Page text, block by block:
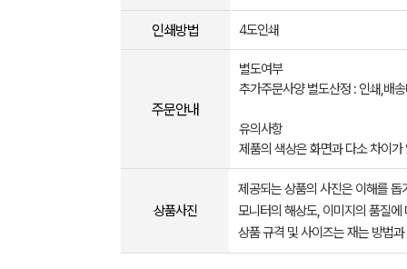
인쇄방법 4도인쇄
주문안내
별도여부
추가주문사양 별도산정 : 인쇄,배
유의사항
제품의 색상은 화면과 다소 차이가
상품사진
제공되는 상품의 사진은 이해를
모니터의 해상도, 이미지의 품질
상품 규격 및 사이즈는 재는 방법